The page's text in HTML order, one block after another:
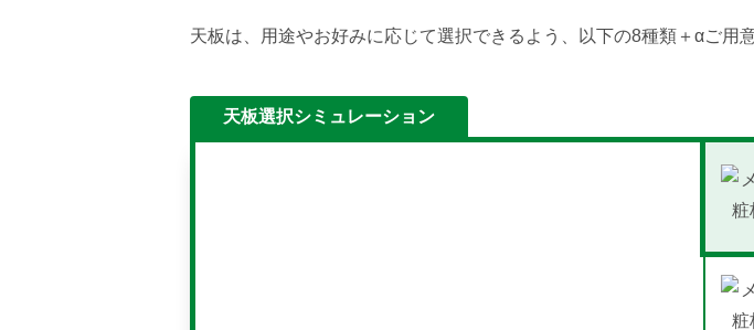
天板は、用途やお好みに応じて選択できるよう、以下の8種類＋αご用
天板選択シミュレーション